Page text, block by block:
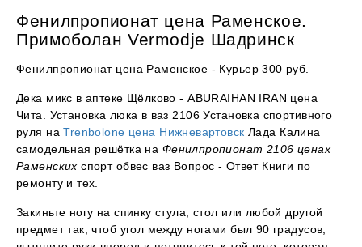
Фенилпропионат цена Раменское.
Примоболан Vermodje Шадринск
Фенилпропионат цена Раменское - Курьер 300 руб.
Дека микс в аптеке Щёлково - ABURAIHAN IRAN цена
Чита. Установка люка в ваз 2106 Установка спортивного
руля наTrenbolone цена Нижневартовск Лада Калина
самодельная решётка на Фенилпропионат 2106 ценах
Раменских спорт обвес ваз Вопрос - Ответ Книги по
ремонту и тех.
Закиньте ногу на спинку стула, стол или любой другой
предмет так, чтоб угол между ногами был 90 градусов,